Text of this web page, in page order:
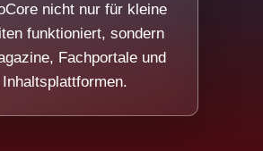
nicht nur für kleine
funktioniert, sondern
Fachportale und